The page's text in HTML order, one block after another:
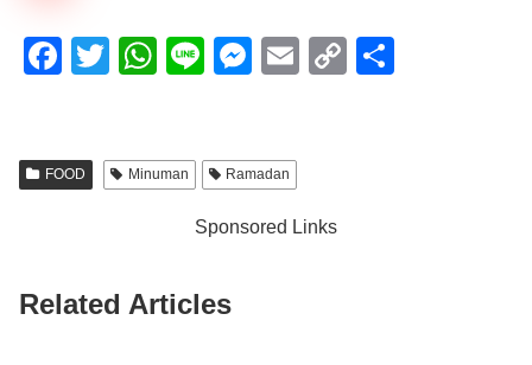
F
e
k
T
er
W
s
p
Li
M
e
g
E
C
FOOD Minuman Ramadan
Sponsored Links
Related Articles